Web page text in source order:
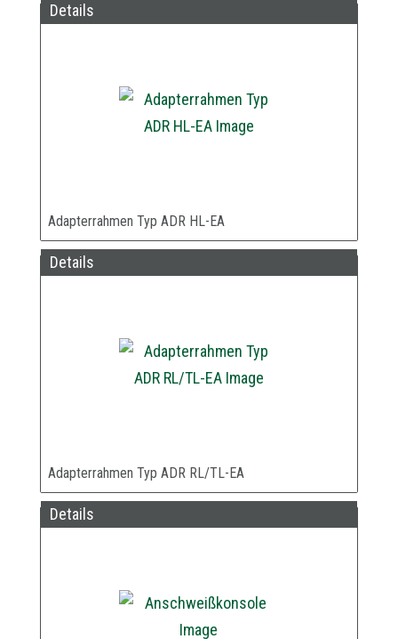
Details
Adapterrahmen Typ ADR HL-EA
Details
Adapterrahmen Typ ADR RL/TL-EA
Details